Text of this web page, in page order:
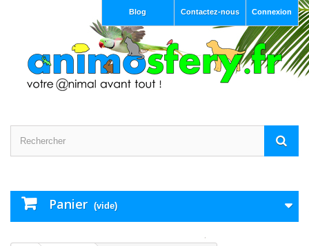
Connexion
Contactez-nous
Blog
Panier (vide)